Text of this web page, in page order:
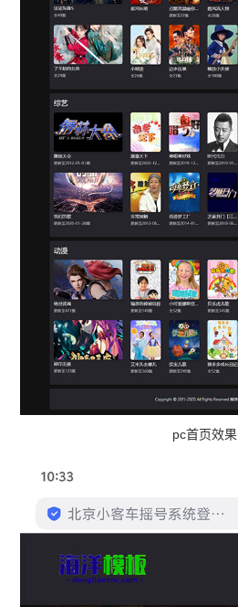
pc首页效果